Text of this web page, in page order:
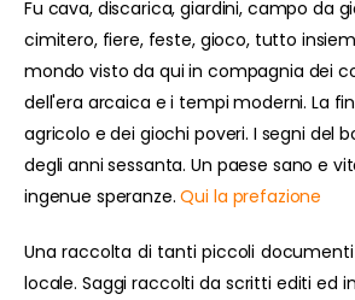
Fu cava, discarica, giardini, campo da
cimitero, fiere, feste, gioco, tutto
mondo visto da qui in compagnia dei
dell'era arcaica e i tempi moderni. La
agricolo e dei giochi poveri. I segni del
degli anni sessanta. Un paese sano e
ingenue speranze.Qui la prefazione
Una raccolta di tanti piccoli
locale. Saggi raccolti da scritti editi ed